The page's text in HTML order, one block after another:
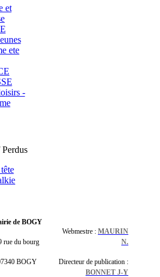
et
ete
-
de BOGY
rue du bourg
BOGY
Webmestre : MAURIN
N.
Directeur de publication :
BONNET J-Y